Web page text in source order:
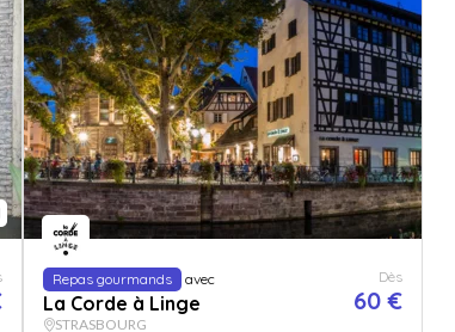
Repas gourmands avec
La Corde à Linge
Dès
60 €
STRASBOURG